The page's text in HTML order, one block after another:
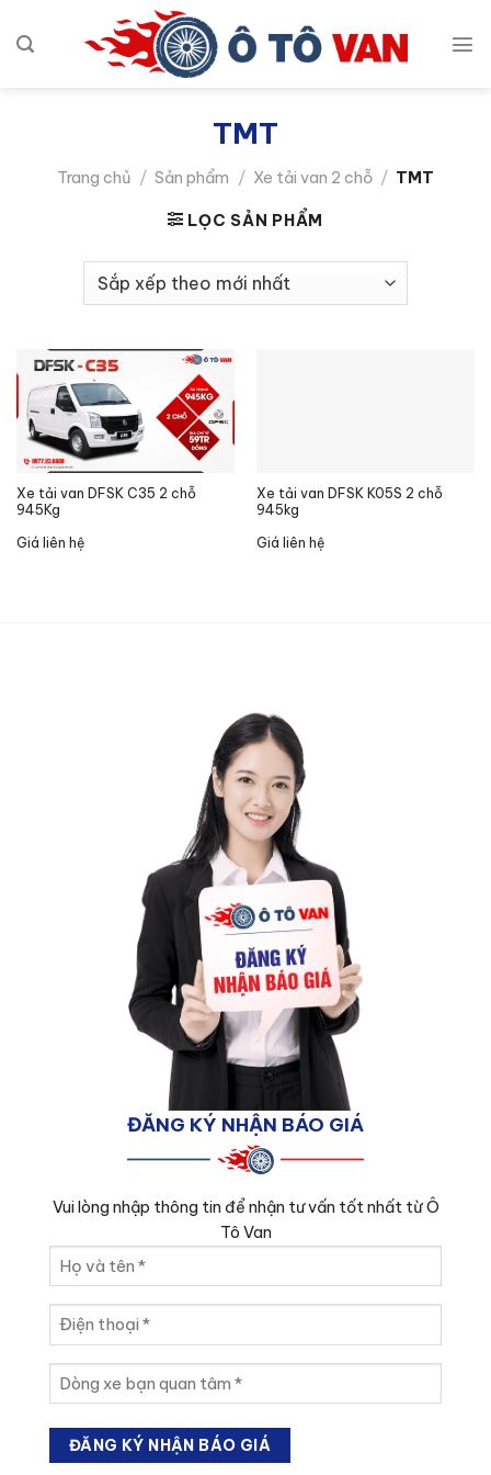
qua
TMT
Trang chủ / Sản phẩm / Xe tải van 2 chỗ / TMT
LỌC SẢN PHẨM
Xe tải van DFSK C35 2 chỗ
945Kg
Giá liên hệ
Xe tải van DFSK K05S 2 chỗ
945kg
Giá liên hệ
ĐĂNG KÝ NHẬN BÁO GIÁ
Vui lòng nhập thông tin để nhận tư vấn tốt nhất từ Ô
Tô Van
và
tên
(Required)
thoại
xe
bạn
quan